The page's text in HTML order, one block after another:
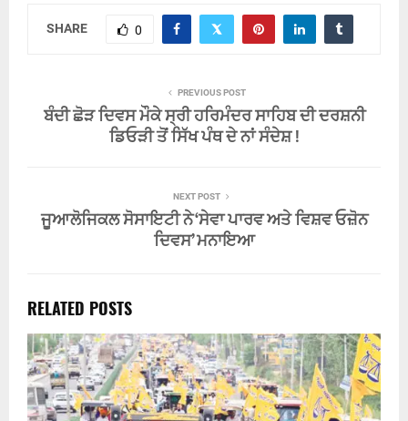
SHARE 0
PREVIOUS POST
ਬੰਦੀ ਛੋੜ ਦਿਵਸ ਮੌਕੇ ਸ੍ਰੀ ਹਰਿਮੰਦਰ ਸਾਹਿਬ ਦੀ ਦਰਸ਼ਨੀ
ਡਿਓੜੀ ਤੋਂ ਸਿੱਖ ਪੰਥ ਦੇ ਨਾਂ ਸੰਦੇਸ਼ !
NEXT POST
ਜੂਆਲੋਜਿਕਲ ਸੋਸਾਇਟੀ ਨੇ ‘ਸੇਵਾ ਪਾਰਵ ਅਤੇ ਵਿਸ਼ਵ ਓਜ਼ੋਨ
ਦਿਵਸ’ ਮਨਾਇਆ
RELATED POSTS